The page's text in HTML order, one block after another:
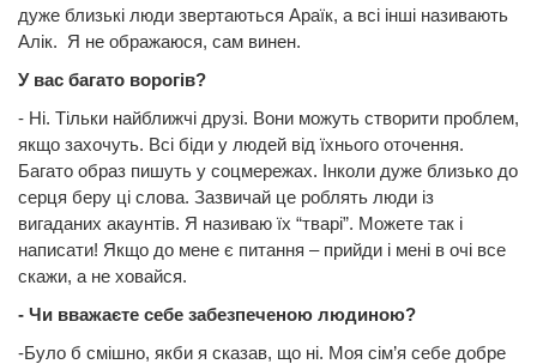
дуже близькі люди звертаються Араїк, а всі інші називають
Алік. Я не ображаюся, сам винен.
У вас багато ворогів?
- Ні. Тільки найближчі друзі. Вони можуть створити проблем,
якщо захочуть. Всі біди у людей від їхнього оточення.
Багато образ пишуть у соцмережах. Інколи дуже близько до
серця беру ці слова. Зазвичай це роблять люди із
вигаданих акаунтів. Я називаю їх “тварі”. Можете так і
написати! Якщо до мене є питання – прийди і мені в очі все
скажи, а не ховайся.
- Чи вважаєте себе забезпеченою людиною?
-Було б смішно, якби я сказав, що ні. Моя сім’я себе добре